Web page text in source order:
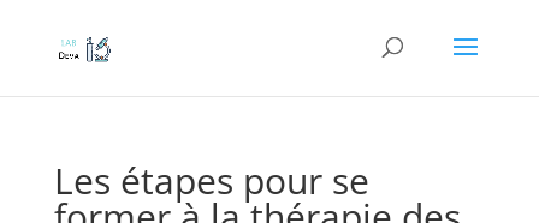
Les étapes pour se